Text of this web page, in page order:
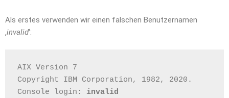
Als erstes verwenden wir einen falschen Benutzernamen
invalid‘:
AIX Version 7
Copyright IBM Corporation, 1982, 2020.
Console login: invalid